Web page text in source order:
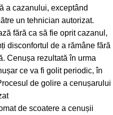
a cazanului, exceptând
un tehnician autorizat.
fără ca să fie oprit cazanul,
disconfortul de a rămâne fără
Cenușa rezultată în urma
ce va fi golit periodic, în
de golire a cenușarului
de scoatere a cenușii